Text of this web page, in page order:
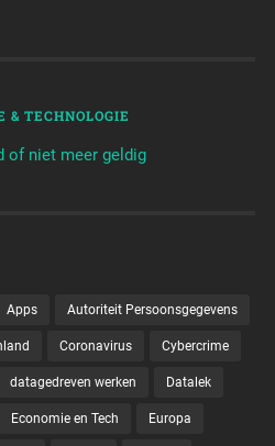
& TECHNOLOGIE
of niet meer geldig
Apps Autoriteit Persoonsgegevens
Coronavirus Cybercrime
datagedreven werken Datalek
Economie en Tech Europa